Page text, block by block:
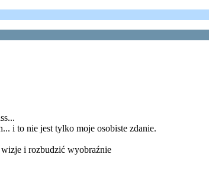
i to nie jest tylko moje osobiste zdanie.
wizje i rozbudzić wyobraźnie